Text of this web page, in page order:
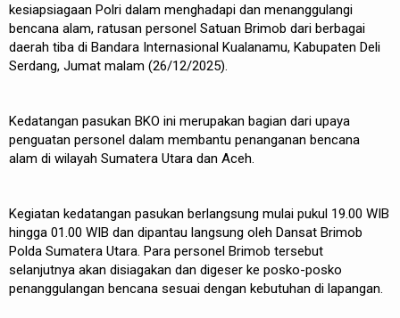
kesiapsiagaan Polri dalam menghadapi dan menanggulangi
bencana alam, ratusan personel Satuan Brimob dari berbagai
daerah tiba di Bandara Internasional Kualanamu, Kabupaten Deli
Serdang, Jumat malam (26/12/2025).
Kedatangan pasukan BKO ini merupakan bagian dari upaya
penguatan personel dalam membantu penanganan bencana
alam di wilayah Sumatera Utara dan Aceh.
Kegiatan kedatangan pasukan berlangsung mulai pukul 19.00 WIB
hingga 01.00 WIB dan dipantau langsung oleh Dansat Brimob
Polda Sumatera Utara. Para personel Brimob tersebut
selanjutnya akan disiagakan dan digeser ke posko-posko
penanggulangan bencana sesuai dengan kebutuhan di lapangan.